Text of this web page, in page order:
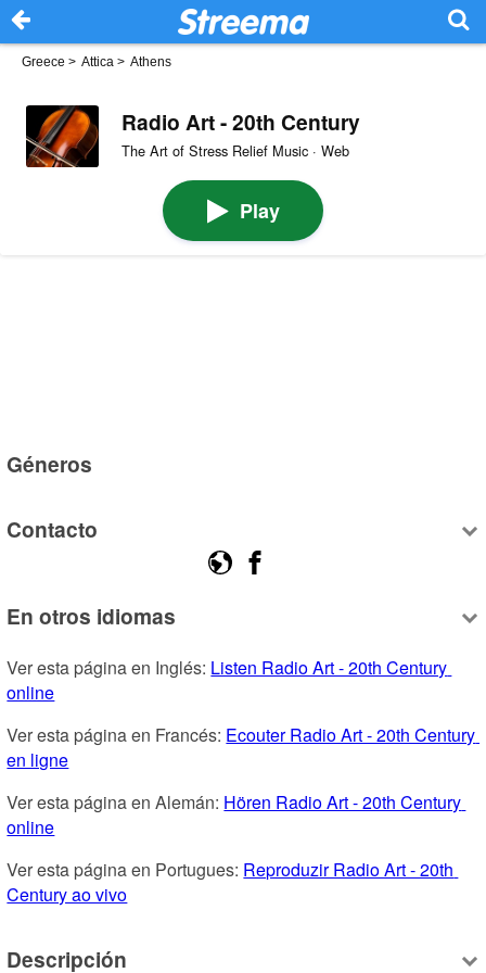
Greece > Attica > Athens
Radio Art - 20th Century
The Art of Stress Relief Music · Web
Play
Géneros
Contacto
En otros idiomas
Ver esta página en Inglés: Listen Radio Art - 20th Century
online
Ver esta página en Francés: Ecouter Radio Art - 20th Century
en ligne
Ver esta página en Alemán: Hören Radio Art - 20th Century
online
Ver esta página en Portugues: Reproduzir Radio Art - 20th
Century ao vivo
Descripción